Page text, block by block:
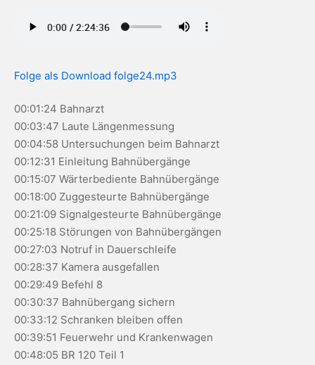
Folge als Download folge24.mp3
00:01:24 Bahnarzt
00:03:47 Laute Längenmessung
00:04:58 Untersuchungen beim Bahnarzt
00:12:31 Einleitung Bahnübergänge
00:15:07 Wärterbediente Bahnübergänge
00:18:00 Zuggesteurte Bahnübergänge
00:21:09 Signalgesteurte Bahnübergänge
00:25:18 Störungen von Bahnübergängen
00:27:03 Notruf in Dauerschleife
00:28:37 Kamera ausgefallen
00:29:49 Befehl 8
00:30:37 Bahnübergang sichern
00:33:12 Schranken bleiben offen
00:39:51 Feuerwehr und Krankenwagen
00:48:05 BR 120 Teil 1